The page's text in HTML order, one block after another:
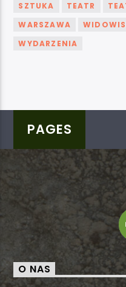
SZTUKA
TEATR
WARSZAWA
WYDARZENIA
PAGES
O NAS